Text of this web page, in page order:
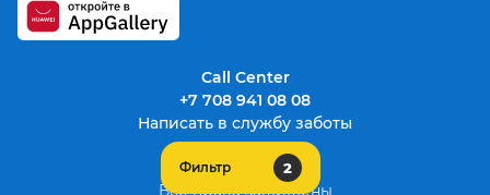
Фильтр 2
Call Center
+7 708 941 08 08
Написать в службу заботы
support@aster.kz
Все права защищены